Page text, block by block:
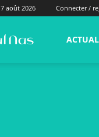
août 2026 Connecter /
alNas.fr